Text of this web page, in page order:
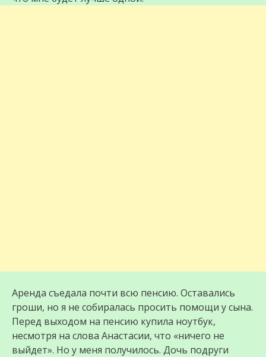
Аренда съедала почти всю пенсию. Оставались
гроши, но я не собиралась просить помощи у сына.
Перед выходом на пенсию купила ноутбук,
несмотря на слова Анастасии, что «ничего не
выйдет». Но у меня получилось. Дочь подруги